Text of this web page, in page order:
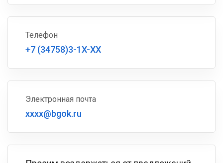
Телефон
+7 (34758)3-1X-XX
Электронная почта
xxxx@bgok.ru